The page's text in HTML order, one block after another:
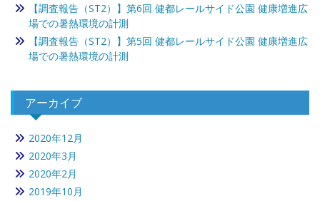
【調査報告（ST2）】第6回 健都レールサイド公園 健康増進広
場での暑熱環境の計測
【調査報告（ST2）】第5回 健都レールサイド公園 健康増進広
場での暑熱環境の計測
アーカイブ
2020年12月
2020年3月
2020年2月
2019年10月